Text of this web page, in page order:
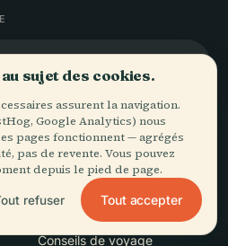
EXPLORER
Destinations
Conseils de voyage
sujet des cookies.
assurent la navigation.
Google Analytics) nous
pages fonctionnent — agrégés
pas de revente. Vous pouvez
depuis le pied de page.
refuser Tout accepter